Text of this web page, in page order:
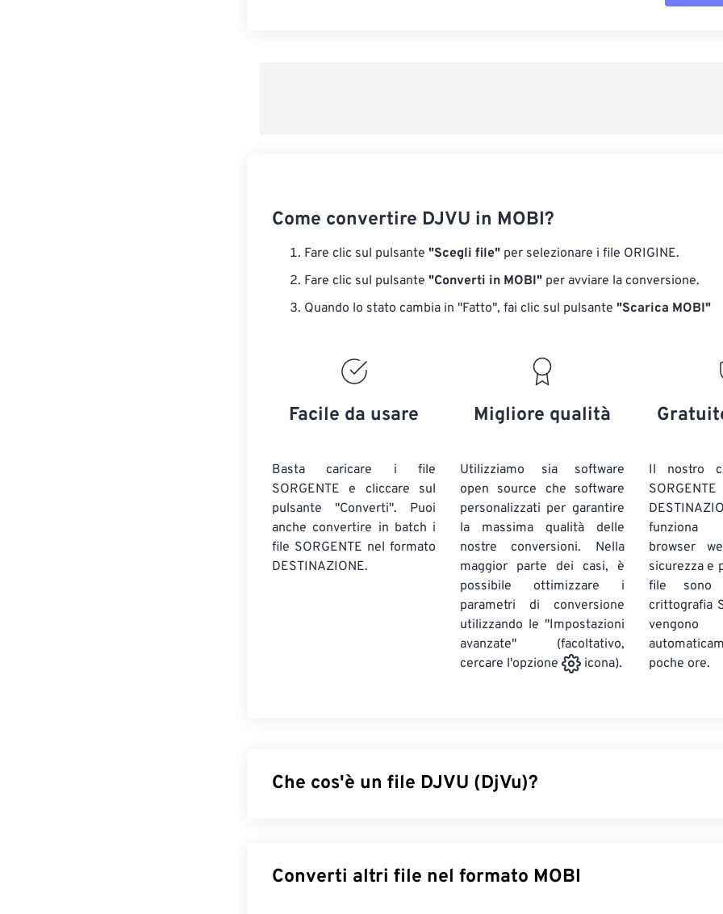
Come convertire DJVU in MOBI?
Fare clic sul pulsante "Scegli file" per selezionare i file ORIGINE.
Fare clic sul pulsante "Converti in MOBI" per avviare la conversione.
Quando lo stato cambia in "Fatto", fai clic sul pulsante "Scarica MOBI"
Facile da usare
Basta caricare i file
SORGENTE e cliccare sul
pulsante "Converti". Puoi
anche convertire in batch i
file SORGENTE nel formato
DESTINAZIONE.
Migliore qualità
Utilizziamo sia software
open source che software
personalizzati per garantire
la massima qualità delle
nostre conversioni. Nella
maggior parte dei casi, è
possibile ottimizzare i
parametri di conversione
utilizzando le "Impostazioni
avanzate" (facoltativo,
cercare l'opzione
icona).
Il nostro
funziona
browser
sicurezza e
file sono
crittografia
poche ore.
Che cos'è un file DJVU (DjVu)?
elevata rispetto a entrambi. L'uso più comune dei file DJVU è l'archiviazione di
scansionati, il che lo rende più un tipo di file documento che un file immagine.
Converti altri file nel formato MOBI